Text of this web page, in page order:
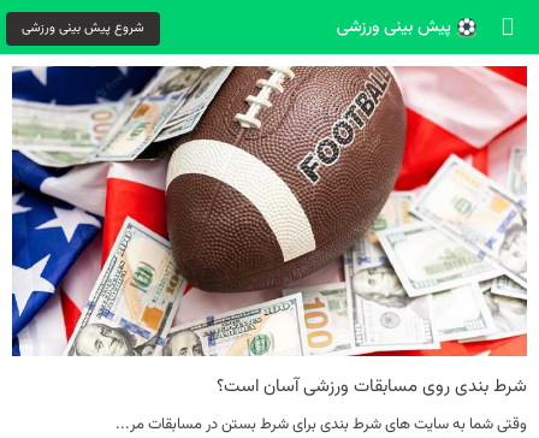
شروع پیش بینی ورزشی
شرط بندی روی مسابقات ورزشی آسان است؟
وقتی شما به سایت های شرط بندی برای شرط بستن در مسابقات مر...